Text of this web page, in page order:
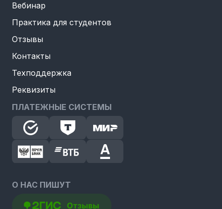
Вебинар
Практика для студентов
Отзывы
Контакты
Техподдержка
Реквизиты
ПЛАТЕЖНЫЕ СИСТЕМЫ
О НАС ПИШУТ